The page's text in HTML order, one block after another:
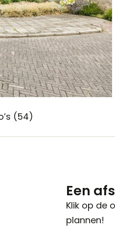
(54)
Een
Klik op de
plannen!